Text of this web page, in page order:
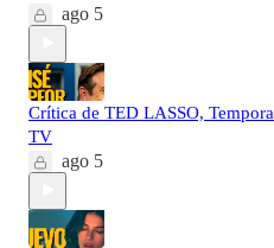
ago 5
Crítica de TED LASSO,
TV
ago 5